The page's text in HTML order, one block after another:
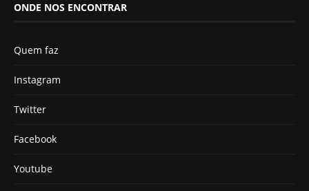
ONDE NOS ENCONTRAR
Quem faz
Instagram
Twitter
Facebook
Youtube